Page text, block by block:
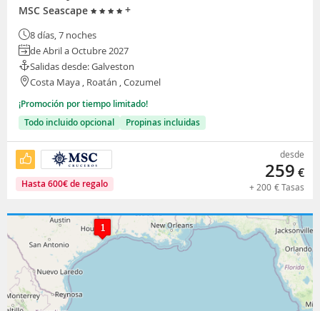
MSC Seascape +
8 días, 7 noches
de Abril a Octubre 2027
Salidas desde: Galveston
Costa Maya , Roatán , Cozumel
¡Promoción por tiempo limitado!
Todo incluido opcional
Propinas incluidas
Hasta 600€de regalo
desde
259 €
+ 200 €Tasas